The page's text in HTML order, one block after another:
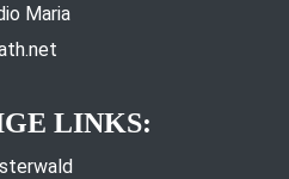
Maria
LINKS: